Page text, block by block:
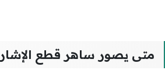
متى يصور ساهر قطع